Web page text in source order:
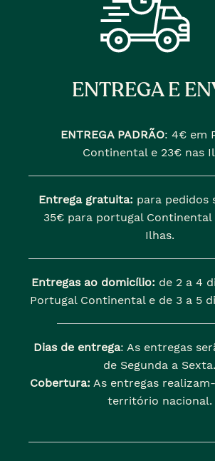
ENTREGA E
ENTREGA PADRÃO: 4€ em
Continental e 23€ nas
Entrega gratuita: para pedidos
35€ para portugal Continental
Ilhas.
Entregas ao domicílio: de 2 a 4
Portugal Continental e de 3 a 5
Dias de entrega: As entregas
de Segunda a Sexta.
Cobertura: As entregas
território nacional.